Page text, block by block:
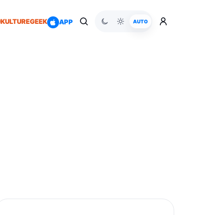
KULTUREGEEK APP AUTO